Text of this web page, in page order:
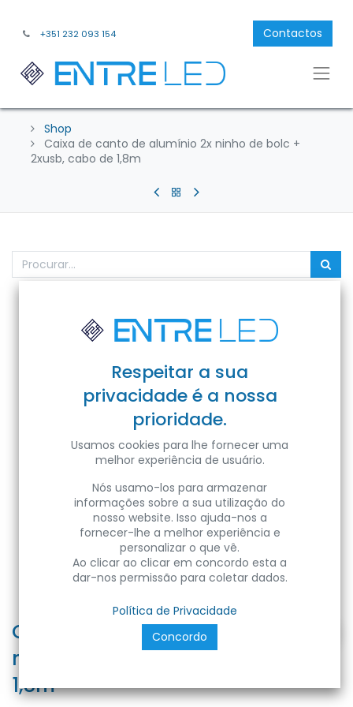
+351 232 093 154 Contactos
Shop
Caixa de canto de alumínio 2x ninho de bolc +
2xusb, cabo de 1,8m
Caixa de canto de alumínio 2x
ninho de bolc + 2xusb, cabo de
1,8m
Respeitar a sua
privacidade é a nossa
prioridade.
Usamos cookies para lhe fornecer uma
melhor experiência de usuário.
Nós usamo-los para armazenar
informações sobre a sua utilização do
nosso website. Isso ajuda-nos a
fornecer-lhe a melhor experiência e
personalizar o que vê.
Ao clicar ao clicar em concordo esta a
dar-nos permissão para coletar dados.
Política de Privacidade
Concordo